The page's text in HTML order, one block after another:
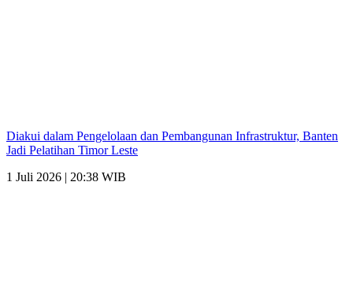
Diakui dalam Pengelolaan dan Pembangunan Infrastruktur, Banten
Jadi Pelatihan Timor Leste
1 Juli 2026 | 20:38 WIB